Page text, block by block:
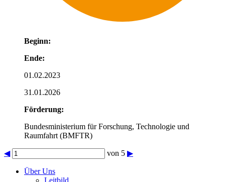
Beginn:
Ende:
01.02.2023
31.01.2026
Förderung:
Bundesministerium für Forschung, Technologie und
Raumfahrt (BMFTR)
◀ von 5 ▶
Über Uns
Leitbild